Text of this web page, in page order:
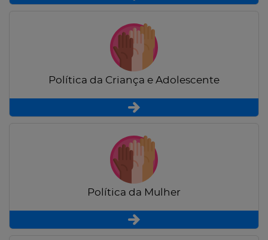
Política da Criança e Adolescente
Política da Mulher